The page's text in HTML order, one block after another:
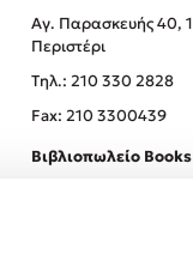
Αγ. Παρασκευής 40,
Περιστέρι
Tηλ.: 210 330 2828
Fax: 210 3300439
Βιβλιοπωλείο